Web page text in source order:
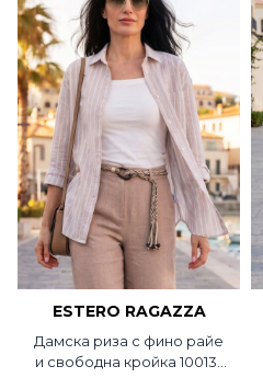
ESTERO RAGAZZA
Дамска риза с фино райе
и свободна кройка 10013-